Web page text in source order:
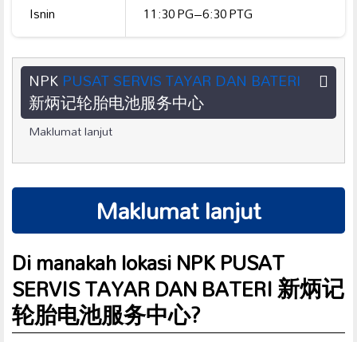
Isnin
11:30 PG–6:30 PTG
NPKPUSAT SERVIS TAYAR DAN BATERI
新炳记轮胎电池服务中心
Maklumat lanjut
Maklumat lanjut
Di manakah lokasi NPK PUSAT
SERVIS TAYAR DAN BATERI 新炳记
轮胎电池服务中心?